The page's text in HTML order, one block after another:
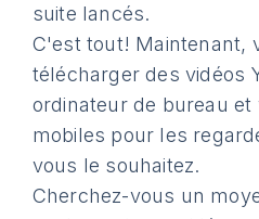
suite lancés.
C'est tout! Maintenant,
télécharger des vidéos
ordinateur de bureau et
mobiles pour les
vous le souhaitez.
Cherchez-vous un